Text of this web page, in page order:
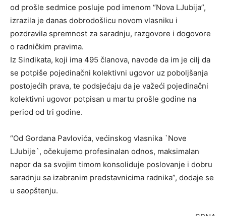
od prošle sedmice posluje pod imenom “Nova LJubija”,
izrazila je danas dobrodošlicu novom vlasniku i
pozdravila spremnost za saradnju, razgovore i dogovore
o radničkim pravima.
Iz Sindikata, koji ima 495 članova, navode da im je cilj da
se potpiše pojedinačni kolektivni ugovor uz poboljšanja
postojećih prava, te podsjećaju da je važeći pojedinačni
kolektivni ugovor potpisan u martu prošle godine na
period od tri godine.
“Od Gordana Pavlovića, većinskog vlasnika `Nove
LJubije`, očekujemo profesinalan odnos, maksimalan
napor da sa svojim timom konsoliduje poslovanje i dobru
saradnju sa izabranim predstavnicima radnika”, dodaje se
u saopštenju.